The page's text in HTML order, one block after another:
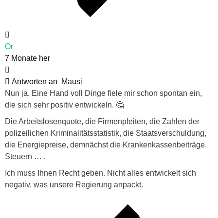
Or
7 Monate her
Antworten an
Mausi
Nun ja. Eine Hand voll Dinge fiele mir schon spontan ein,
die sich sehr positiv entwickeln. 🤔
Die Arbeitslosenquote, die Firmenpleiten, die Zahlen der
polizeilichen Kriminalitätsstatistik, die Staatsverschuldung,
die Energiepreise, demnächst die Krankenkassenbeiträge,
Steuern … .
Ich muss Ihnen Recht geben. Nicht alles entwickelt sich
negativ, was unsere Regierung anpackt.